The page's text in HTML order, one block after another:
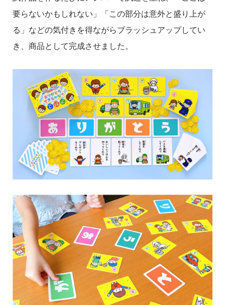
要らないかもしれない」「この部分は意外と盛り上が
る」などの気付きを得ながらブラッシュアップしてい
き、商品として完成させました。